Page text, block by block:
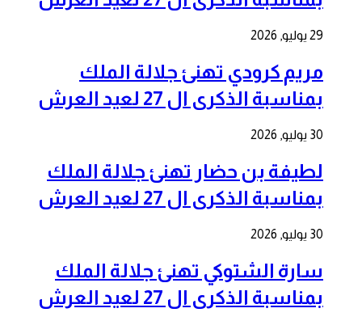
29 يوليو, 2026
مريم كرودي تهنئ جلالة الملك
بمناسبة الذكرى ال 27 لعيد العرش
30 يوليو, 2026
لطيفة بن حضار تهنئ جلالة الملك
بمناسبة الذكرى ال 27 لعيد العرش
30 يوليو, 2026
سارة الشتوكي تهنئ جلالة الملك
بمناسبة الذكرى ال 27 لعيد العرش